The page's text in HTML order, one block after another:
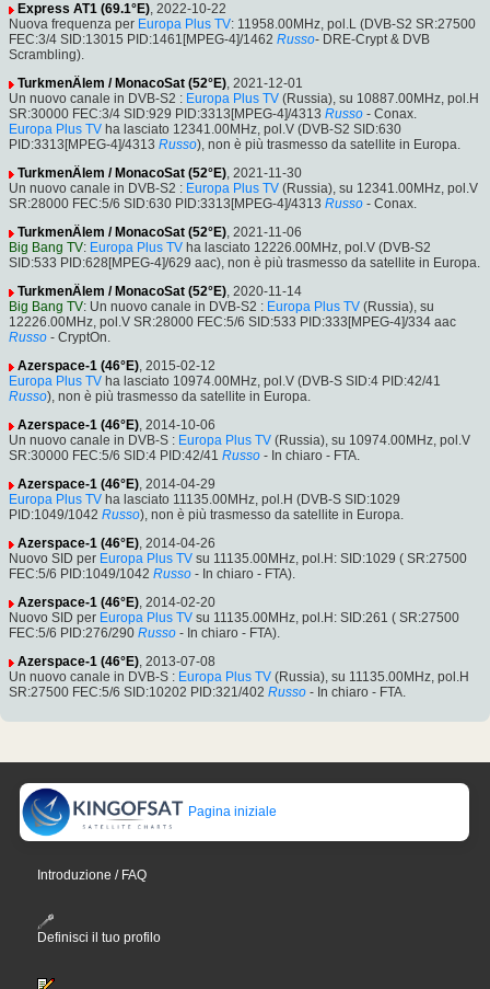
Express AT1 (69.1°E), 2022-10-22
Nuova frequenza per Europa Plus TV: 11958.00MHz, pol.L (DVB-S2 SR:27500
FEC:3/4 SID:13015 PID:1461[MPEG-4]/1462 Russo- DRE-Crypt & DVB
Scrambling).
TurkmenÄlem / MonacoSat (52°E), 2021-12-01
Un nuovo canale in DVB-S2 : Europa Plus TV (Russia), su 10887.00MHz, pol.H
SR:30000 FEC:3/4 SID:929 PID:3313[MPEG-4]/4313 Russo - Conax.
Europa Plus TV ha lasciato 12341.00MHz, pol.V (DVB-S2 SID:630
PID:3313[MPEG-4]/4313 Russo), non è più trasmesso da satellite in Europa.
TurkmenÄlem / MonacoSat (52°E), 2021-11-30
Un nuovo canale in DVB-S2 : Europa Plus TV (Russia), su 12341.00MHz, pol.V
SR:28000 FEC:5/6 SID:630 PID:3313[MPEG-4]/4313 Russo - Conax.
TurkmenÄlem / MonacoSat (52°E), 2021-11-06
Big Bang TV: Europa Plus TV ha lasciato 12226.00MHz, pol.V (DVB-S2
SID:533 PID:628[MPEG-4]/629 aac), non è più trasmesso da satellite in Europa.
TurkmenÄlem / MonacoSat (52°E), 2020-11-14
Big Bang TV: Un nuovo canale in DVB-S2 : Europa Plus TV (Russia), su
12226.00MHz, pol.V SR:28000 FEC:5/6 SID:533 PID:333[MPEG-4]/334 aac
Russo - CryptOn.
Azerspace-1 (46°E), 2015-02-12
Europa Plus TV ha lasciato 10974.00MHz, pol.V (DVB-S SID:4 PID:42/41
Russo), non è più trasmesso da satellite in Europa.
Azerspace-1 (46°E), 2014-10-06
Un nuovo canale in DVB-S : Europa Plus TV (Russia), su 10974.00MHz, pol.V
SR:30000 FEC:5/6 SID:4 PID:42/41 Russo - In chiaro - FTA.
Azerspace-1 (46°E), 2014-04-29
Europa Plus TV ha lasciato 11135.00MHz, pol.H (DVB-S SID:1029
PID:1049/1042 Russo), non è più trasmesso da satellite in Europa.
Azerspace-1 (46°E), 2014-04-26
Nuovo SID per Europa Plus TV su 11135.00MHz, pol.H: SID:1029 ( SR:27500
FEC:5/6 PID:1049/1042 Russo - In chiaro - FTA).
Azerspace-1 (46°E), 2014-02-20
Nuovo SID per Europa Plus TV su 11135.00MHz, pol.H: SID:261 ( SR:27500
FEC:5/6 PID:276/290 Russo - In chiaro - FTA).
Azerspace-1 (46°E), 2013-07-08
Un nuovo canale in DVB-S : Europa Plus TV (Russia), su 11135.00MHz, pol.H
SR:27500 FEC:5/6 SID:10202 PID:321/402 Russo - In chiaro - FTA.
Pagina iniziale
Introduzione / FAQ
Definisci il tuo profilo